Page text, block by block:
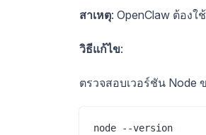
สาเหตุ: OpenClaw ต้อง
วิธีแก้ไข:
ตรวจสอบเวอร์ชัน Node